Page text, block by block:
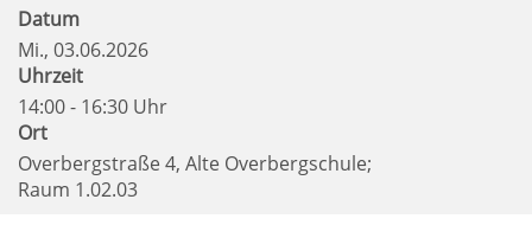
Datum
Mi., 03.06.2026
Uhrzeit
14:00 - 16:30 Uhr
Ort
Overbergstraße 4, Alte Overbergschule;
Raum 1.02.03